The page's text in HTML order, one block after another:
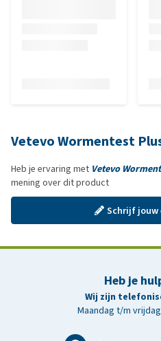
Vetevo Wormentest
Heb je ervaring met Vetevo
mening over dit product
Schrijf jouw
Heb je
Wij zijn
Maandag t/m